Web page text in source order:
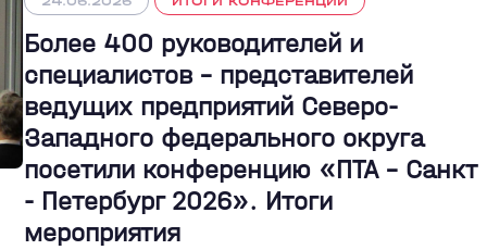
Более 400 руководителей и
специалистов – представителей
ведущих предприятий Северо-
Западного федерального округа
посетили конференцию «ПТА – Санкт
- Петербург 2026». Итоги
мероприятия